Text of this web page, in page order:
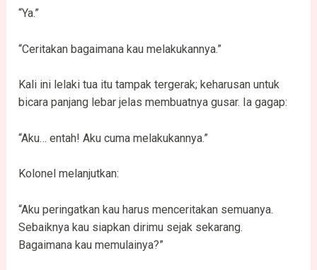
“Ya.”
“Ceritakan bagaimana kau melakukannya.”
Kali ini lelaki tua itu tampak tergerak; keharusan untuk
bicara panjang lebar jelas membuatnya gusar. Ia gagap:
“Aku… entah! Aku cuma melakukannya.”
Kolonel melanjutkan:
“Aku peringatkan kau harus menceritakan semuanya.
Sebaiknya kau siapkan dirimu sejak sekarang.
Bagaimana kau memulainya?”